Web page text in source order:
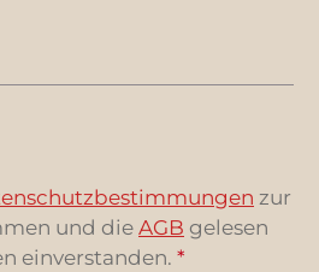
zur
und die AGB gelesen
einverstanden. *